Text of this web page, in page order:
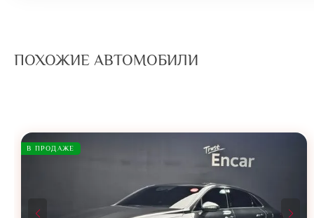
ПОХОЖИЕ АВТОМОБИЛИ
В ПРОДАЖЕ